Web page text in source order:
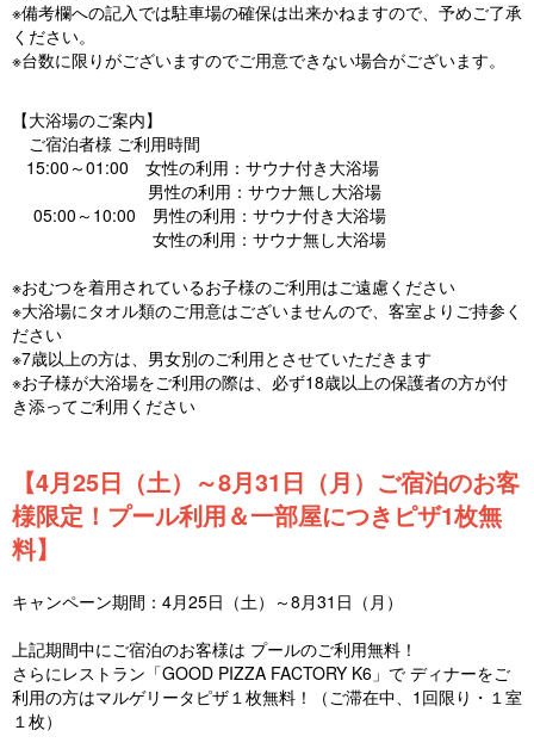
※備考欄への記入では駐車場の確保は出来かねますので、予めご了承
ください。
※台数に限りがございますのでご用意できない場合がございます。
【大浴場のご案内】
ご宿泊者様 ご利用時間
15:00～01:00 女性の利用：サウナ付き大浴場
男性の利用：サウナ無し大浴場
05:00～10:00 男性の利用：サウナ付き大浴場
女性の利用：サウナ無し大浴場
※おむつを着用されているお子様のご利用はご遠慮ください
※大浴場にタオル類のご用意はございませんので、客室よりご持参く
ださい
※7歳以上の方は、男女別のご利用とさせていただきます
※お子様が大浴場をご利用の際は、必ず18歳以上の保護者の方が付
き添ってご利用ください
【4月25日（土）～8月31日（月）ご宿泊のお客
様限定！プール利用＆一部屋につきピザ1枚無
料】
キャンペーン期間：4月25日（土）～8月31日（月）
上記期間中にご宿泊のお客様は プールのご利用無料！
さらにレストラン「GOOD PIZZA FACTORY K6」で ディナーをご
利用の方はマルゲリータピザ１枚無料！（ご滞在中、1回限り・１室
１枚）